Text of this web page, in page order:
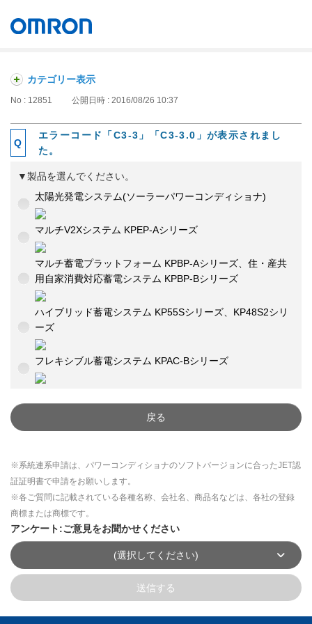
カテゴリー表示
No : 12851 公開日時 : 2016/08/26 10:37
エラーコード「C3-3」「C3-3.0」が表示されまし
た。
▼製品を選んでください。
太陽光発電システム(ソーラーパワーコンディショナ)
マルチV2Xシステム KPEP-Aシリーズ
マルチ蓄電プラットフォーム KPBP-Aシリーズ、住・産共
用自家消費対応蓄電システム KPBP-Bシリーズ
ハイブリッド蓄電システム KP55Sシリーズ、KP48S2シリ
ーズ
フレキシブル蓄電システム KPAC-Bシリーズ
戻る
※系統連系申請は、パワーコンディショナのソフトバージョンに合ったJET認
証証明書で申請をお願いします。
※各ご質問に記載されている各種名称、会社名、商品名などは、各社の登録
商標または商標です。
アンケート:ご意見をお聞かせください
(選択してください)
送信する